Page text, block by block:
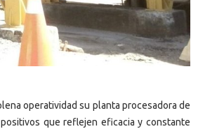
operatividad su planta procesadora de
que reflejen eficacia y constante